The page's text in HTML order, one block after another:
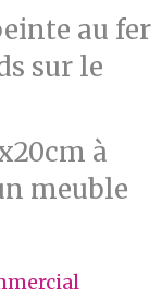
au fer
sur le
à
meuble